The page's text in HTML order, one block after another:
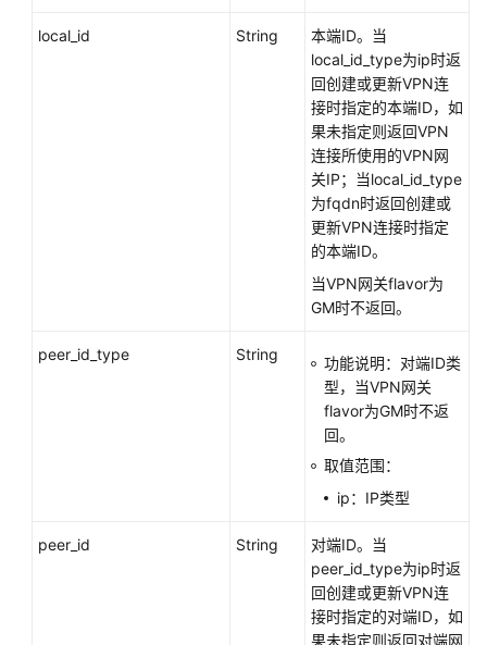
local_id String
本端ID。当
local_id_type为ip时返
回创建或更新VPN连
接时指定的本端ID，如
果未指定则返回VPN
连接所使用的VPN网
关IP；当local_id_type
为fqdn时返回创建或
更新VPN连接时指定
的本端ID。
当VPN网关flavor为
GM时不返回。
peer_id_type String
功能说明：对端ID类
型，当VPN网关
flavor为GM时不返
回。
取值范围：
ip：IP类型
peer_id String
对端ID。当
peer_id_type为ip时返
回创建或更新VPN连
接时指定的对端ID，如
果未指定则返回对端网